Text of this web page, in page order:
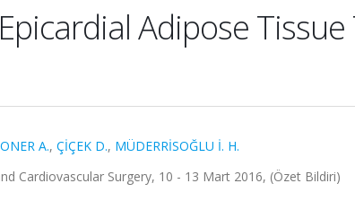
Adipose
A., ÇİÇEK D., MÜDERRİSOĞLU İ. H.
Cardiovascular Surgery, 10 - 13 Mart 2016, (Özet Bildiri)